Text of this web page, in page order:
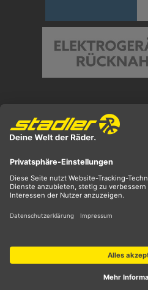
** ehemaliger UVP
*** Preis entspricht